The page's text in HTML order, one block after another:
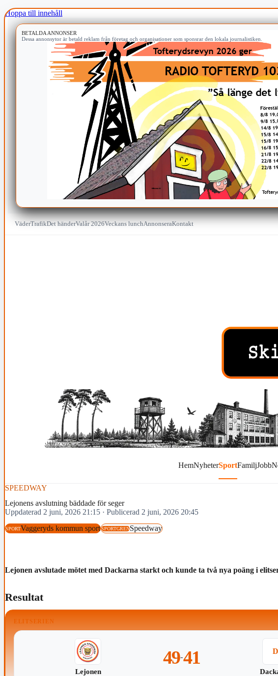
Hoppa till innehåll
BETALDA ANNONSER
Dessa annonsytor är betald reklam från företag och organisationer som sponsrar den lokala journalistiken.
VäderTrafikDet händerValår 2026Veckans lunchAnnonseraKontakt
HemNyheterSportFamiljJobb
SPEEDWAY
Lejonens avslutning bäddade för seger
Uppdaterad 2 juni, 2026 21:15 · Publicerad 2 juni, 2026 20:45
SPORTVaggeryds kommun sportSPORTGRENSpeedway
Lejonen avslutade mötet med Dackarna starkt och kunde ta två nya poäng i
Resultat
ELITSERIEN
Lejonen
49-41 D